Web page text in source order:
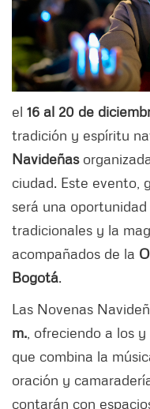
el 16 al 20 de
tradición y espíritu
Navideñas
ciudad. Este evento,
será una
tradicionales y la
acompañados de la
Bogotá.
Las Novenas
m. , ofreciendo a los
que combina la
oración y
contarán con